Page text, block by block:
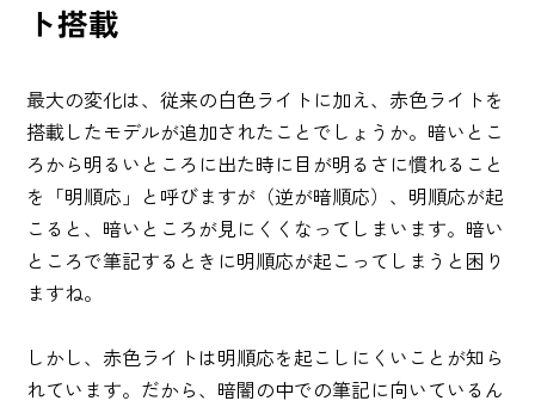
ト搭載
最大の変化は、従来の白色ライトに加え、赤色ライトを
搭載したモデルが追加されたことでしょうか。暗いとこ
ろから明るいところに出た時に目が明るさに慣れること
を「明順応」と呼びますが（逆が暗順応）、明順応が起
こると、暗いところが見にくくなってしまいます。暗い
ところで筆記するときに明順応が起こってしまうと困り
ますね。
しかし、赤色ライトは明順応を起こしにくいことが知ら
れています。だから、暗闇の中での筆記に向いているん